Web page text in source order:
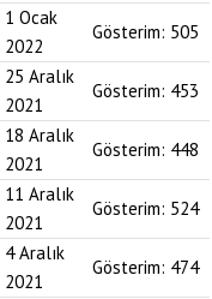
1 Ocak
2022
Gösterim: 505
25 Aralık
2021
Gösterim: 453
18 Aralık
2021
Gösterim: 448
11 Aralık
2021
Gösterim: 524
4 Aralık
2021
Gösterim: 474